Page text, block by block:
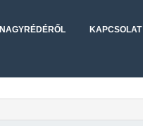
NAGYRÉDÉRŐL